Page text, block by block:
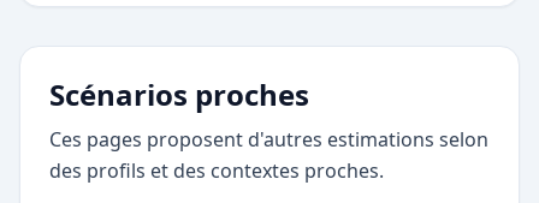
Scénarios proches
Ces pages proposent d'autres estimations selon
des profils et des contextes proches.